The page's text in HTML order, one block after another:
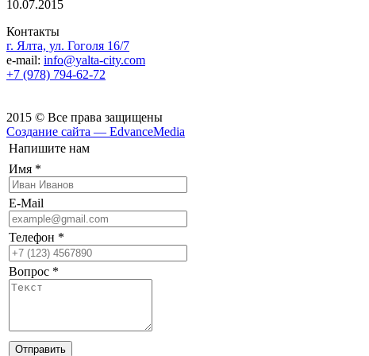
10.07.2015
Контакты
г. Ялта, ул. Гоголя 16/7
e-mail: info@yalta-city.com
+7 (978) 794-62-72
2015 © Все права защищены
Создание сайта — EdvanceMedia
Напишите нам
Имя *
E-Mail
Телефон *
Вопрос *